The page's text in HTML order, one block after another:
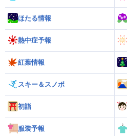
ほたる情報
熱中症予報
紅葉情報
スキー＆スノボ
初詣
服装予報